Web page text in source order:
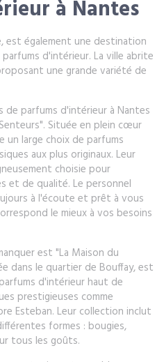
à Nantes
également une destination
d'intérieur. La ville abrite
une grande variété de
de parfums d'intérieur à Nantes
Située en plein cœur
large choix de parfums
aux plus originaux. Leur
choisie pour
et de qualité. Le personnel
à l'écoute et prêt à vous
le mieux à vos besoins
est "La Maison du
dans le quartier de Bouffay, est
d'intérieur haut de
prestigieuses comme
Esteban. Leur collection inclut
formes : bougies,
tous les goûts.